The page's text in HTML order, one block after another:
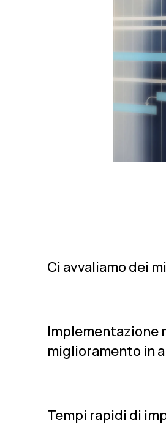
Ci avvaliamo dei
Implementazione
miglioramento in
Tempi rapidi di